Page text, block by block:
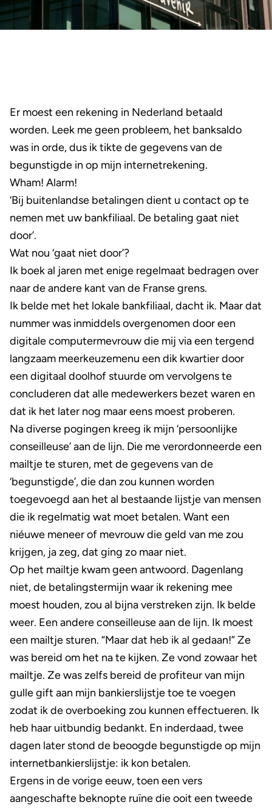
Er moest een rekening in Nederland betaald
worden. Leek me geen probleem, het banksaldo
was in orde, dus ik tikte de gegevens van de
begunstigde in op mijn internetrekening.
Wham! Alarm!
‘Bij buitenlandse betalingen dient u contact op te
nemen met uw bankfiliaal. De betaling gaat niet
door’.
Wat nou ‘gaat niet door’?
Ik boek al jaren met enige regelmaat bedragen over
naar de andere kant van de Franse grens.
Ik belde met het lokale bankfiliaal, dacht ik. Maar dat
nummer was inmiddels overgenomen door een
digitale computermevrouw die mij via een tergend
langzaam meerkeuzemenu een dik kwartier door
een digitaal doolhof stuurde om vervolgens te
concluderen dat alle medewerkers bezet waren en
dat ik het later nog maar eens moest proberen.
Na diverse pogingen kreeg ik mijn ‘persoonlijke
conseilleuse’ aan de lijn. Die me verordonneerde een
mailtje te sturen, met de gegevens van de
‘begunstigde’, die dan zou kunnen worden
toegevoegd aan het al bestaande lijstje van mensen
die ik regelmatig wat moet betalen. Want een
niéuwe meneer of mevrouw die geld van me zou
krijgen, ja zeg, dat ging zo maar niet.
Op het mailtje kwam geen antwoord. Dagenlang
niet, de betalingstermijn waar ik rekening mee
moest houden, zou al bijna verstreken zijn. Ik belde
weer. Een andere conseilleuse aan de lijn. Ik moest
een mailtje sturen. “Maar dat heb ik al gedaan!” Ze
was bereid om het na te kijken. Ze vond zowaar het
mailtje. Ze was zelfs bereid de profiteur van mijn
gulle gift aan mijn bankierslijstje toe te voegen
zodat ik de overboeking zou kunnen effectueren. Ik
heb haar uitbundig bedankt. En inderdaad, twee
dagen later stond de beoogde begunstigde op mijn
internetbankierslijstje: ik kon betalen.
Ergens in de vorige eeuw, toen een vers
aangeschafte beknopte ruïne die ooit een tweede